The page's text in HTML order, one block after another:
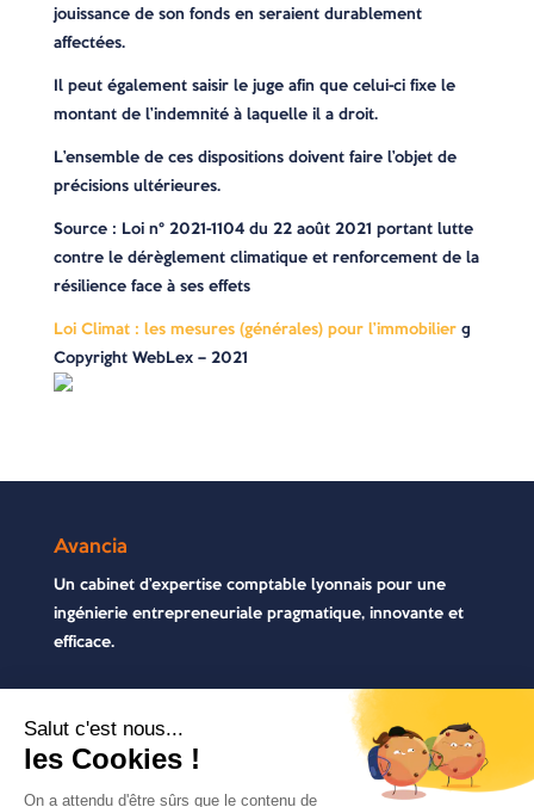
jouissance de son fonds en seraient durablement
affectées.
Il peut également saisir le juge afin que celui-ci fixe le
montant de l’indemnité à laquelle il a droit.
L’ensemble de ces dispositions doivent faire l’objet de
précisions ultérieures.
Source: Loi n° 2021-1104 du 22 août 2021 portant lutte
contre le dérèglement climatique et renforcement de la
résilience face à ses effets
Loi Climat : les mesures (générales) pour l’immobilier©
Copyright WebLex – 2021
Avancia
Un cabinet d’expertise comptable lyonnais pour une
ingénierie entrepreneuriale pragmatique, innovante et
efficace.
Contactez-nous
04 72 71 54 72
30, rue Pré Gaudry, 69007 Lyon